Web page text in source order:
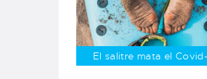
El salitre mata el